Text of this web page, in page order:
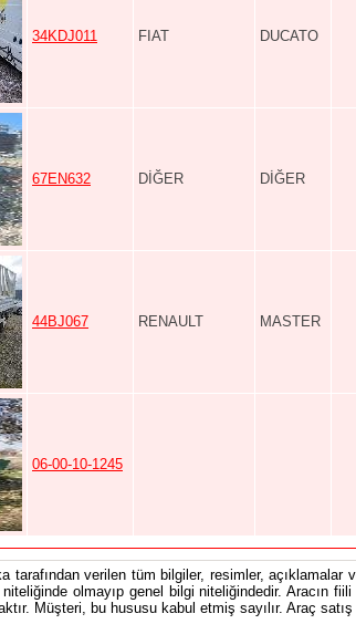
34KDJ011 FIAT DUCATO
67EN632 DİĞER DİĞER
44BJ067 RENAULT MASTER
06-00-10-1245
tarafından verilen tüm bilgiler, resimler, açıklamalar
olmayıp genel bilgi niteliğindedir. Aracın
Müşteri, bu hususu kabul etmiş sayılır. Araç